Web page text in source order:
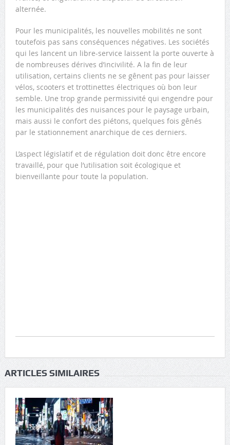
alternée.
Pour les municipalités, les nouvelles mobilités ne sont
toutefois pas sans conséquences négatives. Les sociétés
qui les lancent un libre-service laissent la porte ouverte à
de nombreuses dérives d’incivilité. A la fin de leur
utilisation, certains clients ne se gênent pas pour laisser
vélos, scooters et trottinettes électriques où bon leur
semble. Une trop grande permissivité qui engendre pour
les municipalités des nuisances pour le paysage urbain,
mais aussi le confort des piétons, quelques fois gênés
par le stationnement anarchique de ces derniers.
L’aspect législatif et de régulation doit donc être encore
travaillé, pour que l’utilisation soit écologique et
bienveillante pour toute la population.
ARTICLES SIMILAIRES